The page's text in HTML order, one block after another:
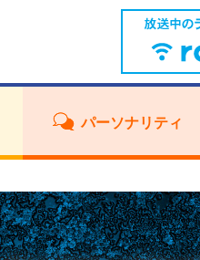
パーソナリティ